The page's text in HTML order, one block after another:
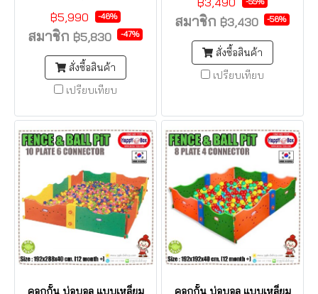
บริการอะไหล่ (หากชำรุดหรือ
หาย) ⚠️ เปิดจำหน่ายมากว่า
30 ปี จึงมั่นใจในคุณภาพ
฿5,990 -46%
สมาชิก ฿5,830 -47%
สั่งซื้อสินค้า
เปรียบเทียบ
หาย) ⚠️ เปิดจำหน่ายมากว่า
30 ปี จึงมั่นใจในคุณภาพ
สมาชิก ฿3,430 -56%
สั่งซื้อสินค้า
เปรียบเทียบ
คอกกั้น บ่อบอล แบบเหลี่ยม คอกกั้น บ่อบอล แบบเหลี่ยม